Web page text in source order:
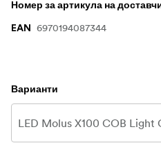
Номер за артикула на
EAN 6970194087344
Варианти